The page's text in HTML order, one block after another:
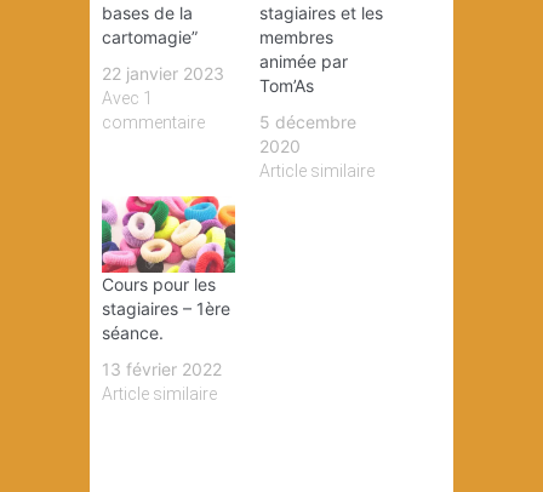
bases de la
cartomagie”
22 janvier 2023
Avec 1
commentaire
stagiaires et les
membres
animée par
Tom’As
5 décembre
2020
Article similaire
Cours pour les
stagiaires – 1ère
séance.
13 février 2022
Article similaire